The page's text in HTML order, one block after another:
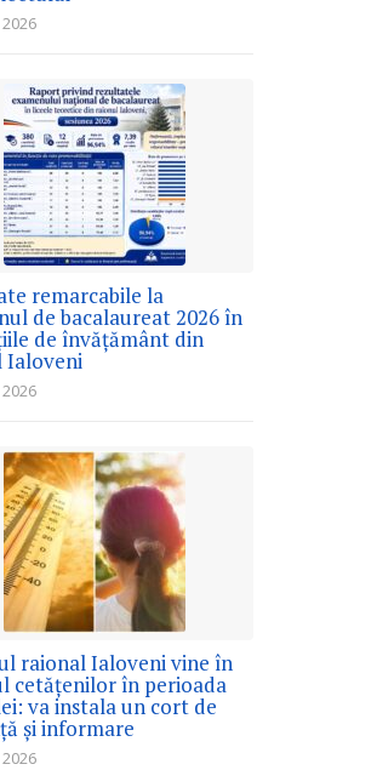
remarcabile la
de bacalaureat 2026 în
de învățământ din
Ialoveni
raional Ialoveni vine în
cetățenilor în perioada
va instala un cort de
și informare